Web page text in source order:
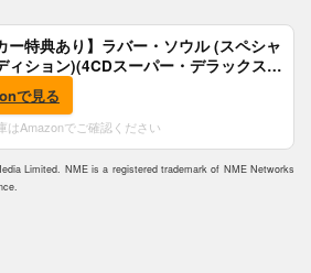
ー特典あり】ラバー・ソウル (スペシャ
ィション)(4CDスーパー・デラックス)
限定盤)(SHM-CD)(特典:B2ポスター付)
で見る
はAmazonでご確認ください
Limited. NME is a registered trademark of NME Networks